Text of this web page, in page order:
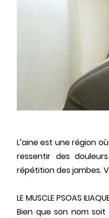
L’aine est une région
ressentir des
répétition des jambes.
LE MUSCLE PSOAS
Bien que son nom